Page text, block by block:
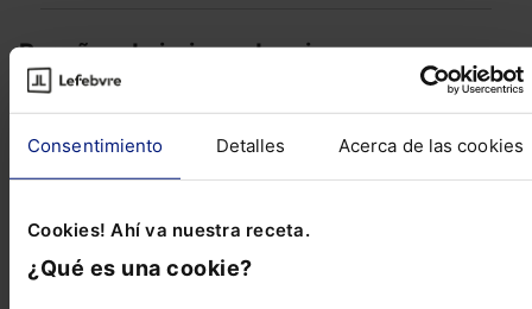
Consentimiento Detalles Acerca de las cookies
Cookies! Ahí va nuestra receta.
¿Qué es una cookie?
Reseñas de jurisprudencia
PENAL
Condena por desobediencia tras negativa a